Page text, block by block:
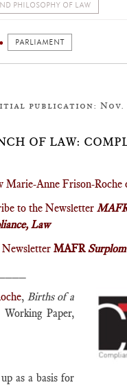
PHILOSOPHY OF LAW
PARLIAMENT
publication: Nov.
OF LAW:
Marie-Anne Frison-Roche
to the Newsletter
Law
MAFR
, Births of a
Working Paper,
as a basis for